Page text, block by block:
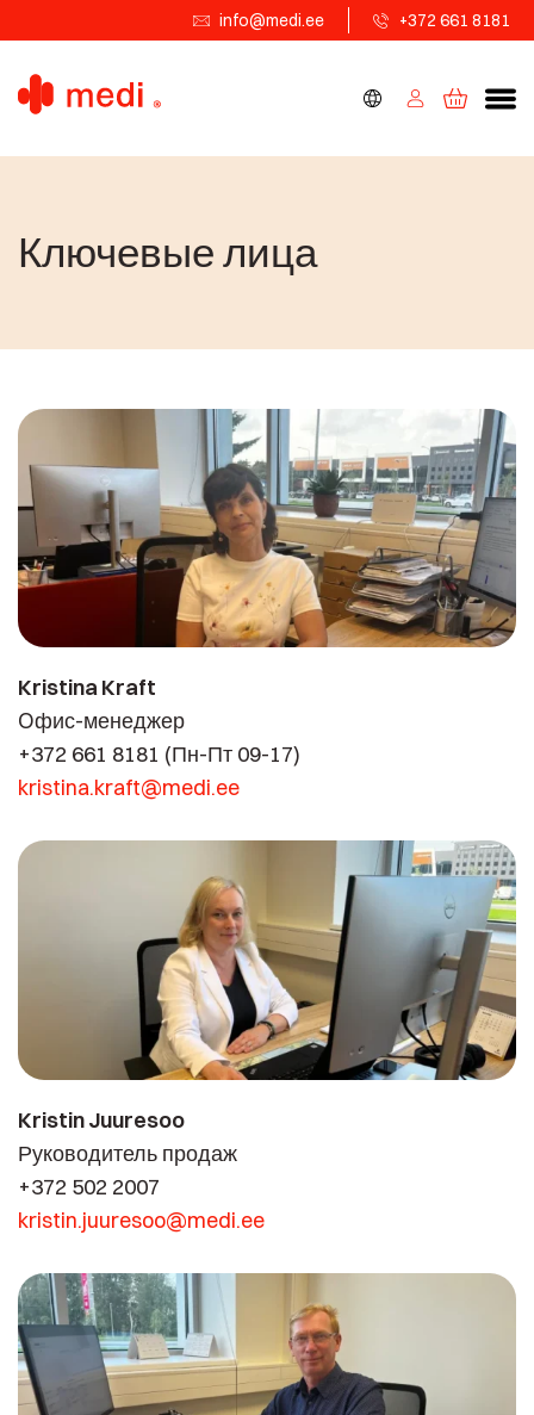
info@medi.ee +372 661 8181
Ключевые лица
Kristina Kraft
Oфис-менеджер
+372 661 8181 (Пн-Пт 09-17)
kristina.kraft@medi.ee
Kristin Juuresoo
Руководитель продаж
+372 502 2007
kristin.juuresoo@medi.ee